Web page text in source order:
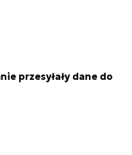
przesyłały dane do